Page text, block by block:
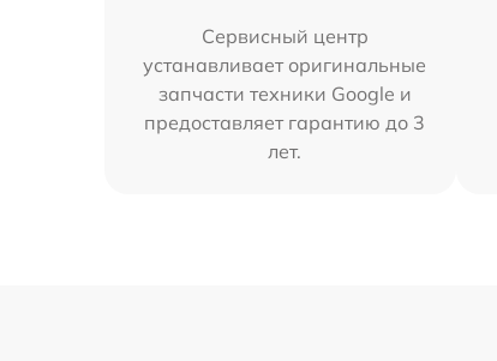
Сервисный центр
устанавливает оригинальные
запчасти техники Google и
предоставляет гарантию до 3
лет.